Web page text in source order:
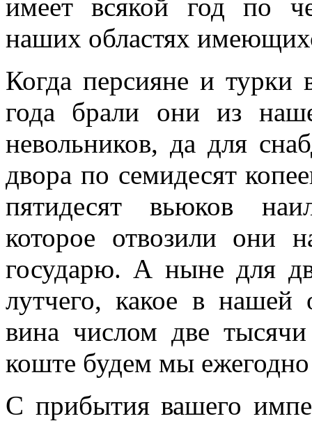
имеет всякой год по
наших областях
Когда персияне и турки
года брали они из
невольников, да для
двора по семидесят
пятидесят вьюков
которое отвозили они
государю. А ныне для
лутчего, какое в нашей
вина числом две
коште будем мы
С прибытия вашего